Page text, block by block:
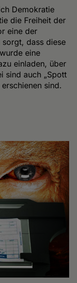
Demokratie
die Freiheit der
eine der
dass diese
eine
einladen, über
sind auch „Spott
sind.